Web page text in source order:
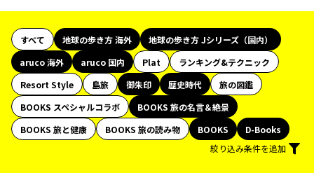
すべて 地球の歩き方 海外
地球の歩き方 Jシリーズ（国内）
aruco 海外
aruco 国内 Plat
ランキング&テクニック
Resort Style
島旅 御朱印 歴史時代
旅の図鑑
BOOKS スペシャルコラボ
BOOKS 旅の名言＆絶景
BOOKS 旅と健康
BOOKS 旅の読み物 BOOKS
D-Books
絞り込み条件を追加